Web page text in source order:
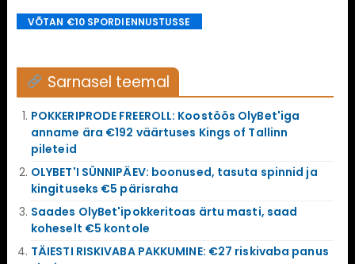
VÕTAN €10 SPORDIENNUSTUSSE
Sarnasel teemal
POKKERIPRODE FREEROLL: Koostöös OlyBet'iga
anname ära €192 väärtuses Kings of Tallinn
pileteid
OLYBET'I SÜNNIPÄEV: boonused, tasuta spinnid ja
kingituseks €5 pärisraha
Saades OlyBet'ipokkeritoas ärtu masti, saad
koheselt €5 kontole
TÄIESTI RISKIVABA PAKKUMINE: €27 riskivaba panus